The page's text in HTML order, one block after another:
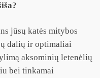
jūsų katės mitybos
dalių ir optimaliai
aksominių letenėlių
bei tinkamai